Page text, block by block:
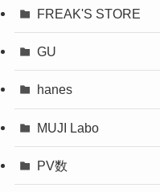
FREAK'S STORE
GU
hanes
MUJI Labo
PV数